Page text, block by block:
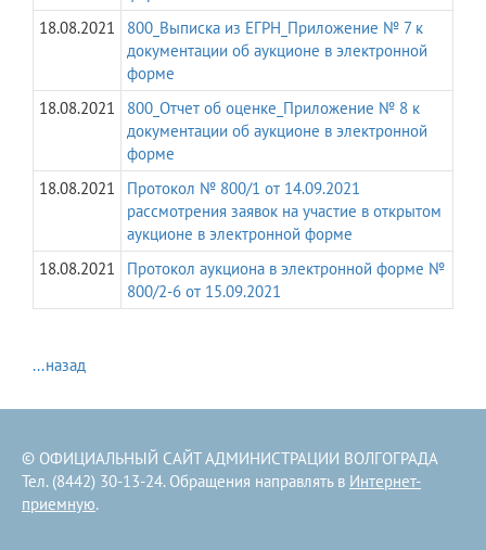
18.08.2021
800_Выписка из ЕГРН_Приложение № 7 к
документации об аукционе в электронной
форме
18.08.2021
800_Отчет об оценке_Приложение № 8 к
документации об аукционе в электронной
форме
18.08.2021
Протокол № 800/1 от 14.09.2021
рассмотрения заявок на участие в открытом
аукционе в электронной форме
18.08.2021
Протокол аукциона в электронной форме №
800/2-6 от 15.09.2021
...назад
© ОФИЦИАЛЬНЫЙ САЙТ АДМИНИСТРАЦИИ ВОЛГОГРАДА
Тел. (8442) 30-13-24. Обращения направлять в Интернет-
приемную.